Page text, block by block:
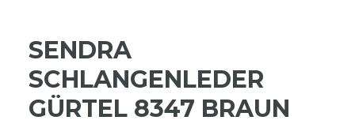
SENDRA
SCHLANGENLEDER
GÜRTEL 8347 BRAUN